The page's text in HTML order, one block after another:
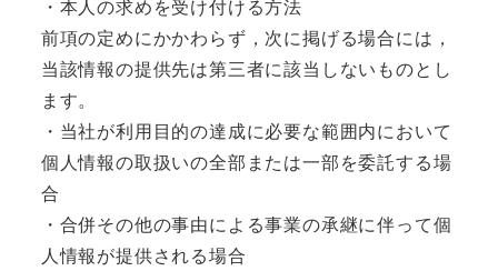
・本人の求めを受け付ける方法
前項の定めにかかわらず，次に掲げる場合には，
当該情報の提供先は第三者に該当しないものとし
ます。
・当社が利用目的の達成に必要な範囲内において
個人情報の取扱いの全部または一部を委託する場
合
・合併その他の事由による事業の承継に伴って個
人情報が提供される場合